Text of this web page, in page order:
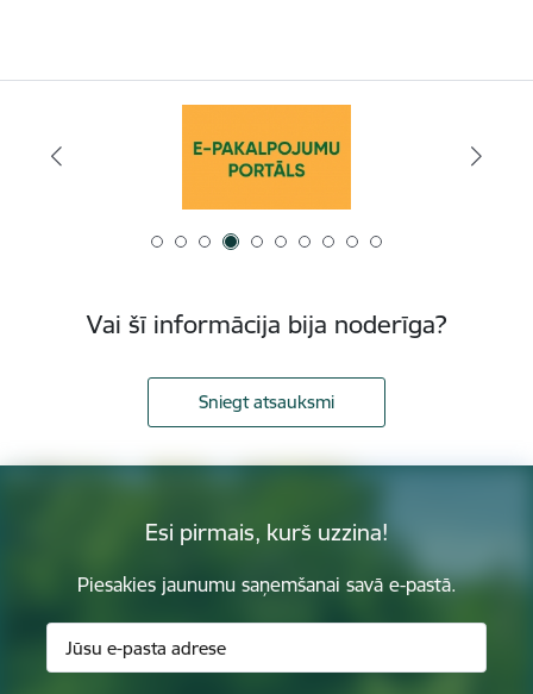
Vai šī informācija bija noderīga?
Sniegt atsauksmi
Esi pirmais, kurš uzzina!
Piesakies jaunumu saņemšanai savā e-pastā.